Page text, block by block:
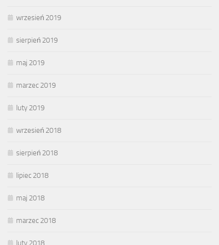
wrzesień 2019
sierpień 2019
maj 2019
marzec 2019
luty 2019
wrzesień 2018
sierpień 2018
lipiec 2018
maj 2018
marzec 2018
luty 2018